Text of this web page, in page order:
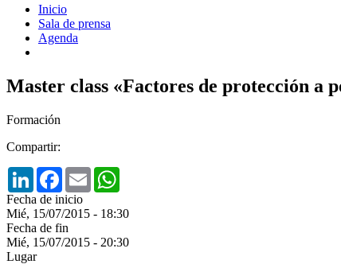
Inicio
Sala de prensa
Agenda
Master class «Factores de protección a
Formación
Compartir:
LinkedInFacebook
Email
Fecha de inicio
Mié, 15/07/2015 - 18:30
Fecha de fin
Mié, 15/07/2015 - 20:30
Lugar